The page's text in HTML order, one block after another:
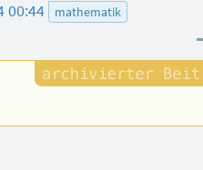
00:44 mathematik